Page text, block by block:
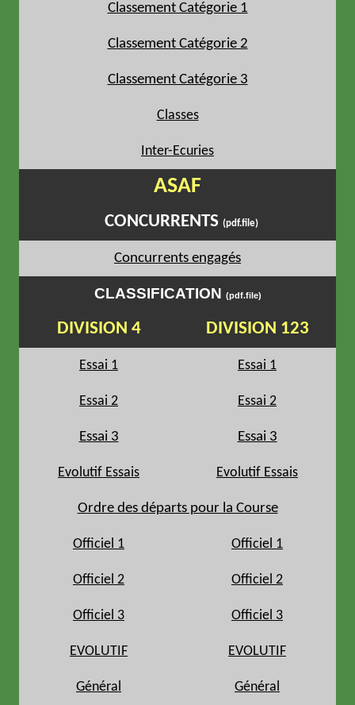
Classement Catégorie 1
Classement Catégorie 2
Classement Catégorie 3
Classes
Inter-Ecuries
ASAF
CONCURRENTS (pdf.file)
Concurrents engagés
CLASSIFICATION (pdf.file)
DIVISION 4 DIVISION 123
Essai 1 Essai 1
Essai 2 Essai 2
Essai 3 Essai 3
Evolutif Essais Evolutif Essais
Ordre des départs pour la Course
Officiel 1 Officiel 1
Officiel 2 Officiel 2
Officiel 3 Officiel 3
EVOLUTIF EVOLUTIF
Général Général